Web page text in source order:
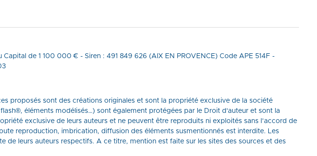
de 1 100 000 € - Siren : 491 849 626 (AIX EN PROVENCE) Code APE 514F -
proposés sont des créations originales et sont la propriété exclusive de la société
éléments modélisés…) sont également protégées par le Droit d'auteur et sont la
exclusive de leurs auteurs et ne peuvent être reproduits ni exploités sans l’accord de
reproduction, imbrication, diffusion des éléments susmentionnés est interdite. Les
leurs auteurs respectifs. A ce titre, mention est faite sur les sites des sources et des